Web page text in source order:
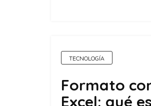
TECNOLOGÍA
Formato
Excel: qué